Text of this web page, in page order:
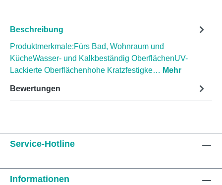
Beschreibung
Produktmerkmale:Fürs Bad, Wohnraum und
KücheWasser- und Kalkbeständig OberflächenUV-
Lackierte Oberflächenhohe Kratzfestigke… Mehr
Bewertungen
Service-Hotline
Informationen